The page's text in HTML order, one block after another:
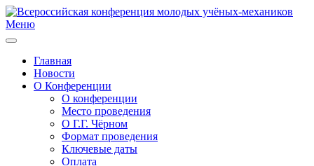
Меню
Главная
Новости
О Конференции
О конференции
Место проведения
О Г.Г. Чёрном
Формат проведения
Ключевые даты
Оплата